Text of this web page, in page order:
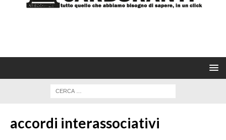
accordi interassociativi